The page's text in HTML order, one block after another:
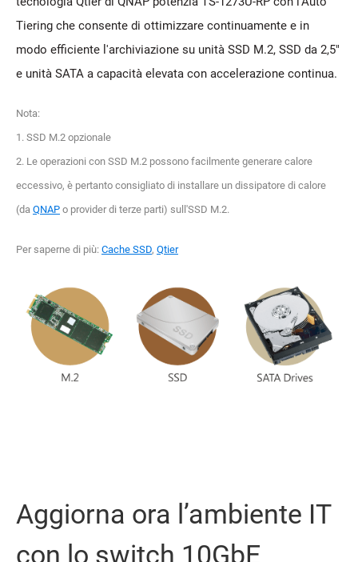
Tiering che consente di ottimizzare continuamente e in
modo efficiente l'archiviazione su unità SSD M.2, SSD da 2,5"
e unità SATA a capacità elevata con accelerazione continua.
Nota:
1. SSD M.2 opzionale
2. Le operazioni con SSD M.2 possono facilmente generare calore
eccessivo, è pertanto consigliato di installare un dissipatore di calore
(da QNAP o provider di terze parti) sull'SSD M.2.
Per saperne di più: Cache SSD, Qtier
Aggiorna ora l’ambiente IT
con lo switch 10GbE